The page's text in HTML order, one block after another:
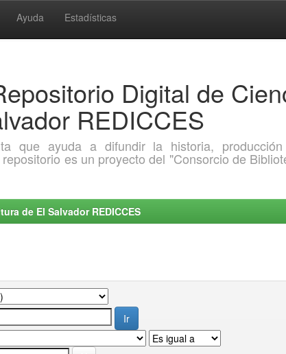
Ayuda Estadísticas
Digital de
REDICCES
que ayuda a difundir la historia,
es un proyecto del "Consorcio de
de El Salvador REDICCES